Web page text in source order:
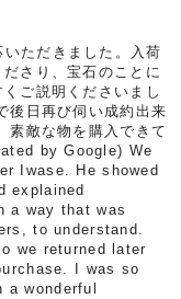
ただきました。入荷
さり、宝石のことに
ご説明くださいまし
後日再び伺い成約出来
素敵な物を購入できて
by Google) We
Iwase. He showed
explained
a way that was
to understand.
we returned later
I was so
a wonderful